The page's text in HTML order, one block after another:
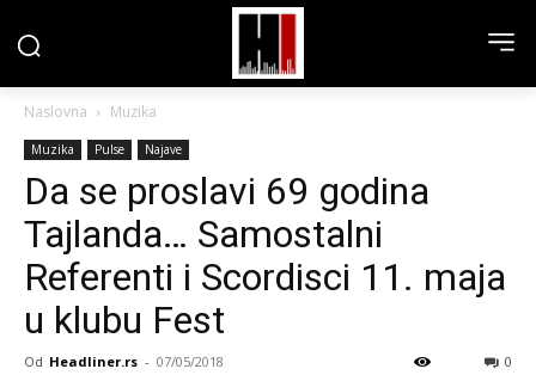
Naslovna Muzika
Muzika Pulse Najave
Da se proslavi 69 godina
Tajlanda… Samostalni
Referenti i Scordisci 11. maja
u klubu Fest
Od Headliner.rs - 07/05/2018 0